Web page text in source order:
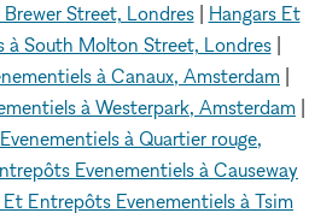
Street, Londres| Hangars Et
à South Molton Street, Londres|
à Canaux, Amsterdam
à Westerpark, Amsterdam
à Quartier rouge,
Evenementiels à Causeway
Et Entrepôts Evenementiels à Tsim